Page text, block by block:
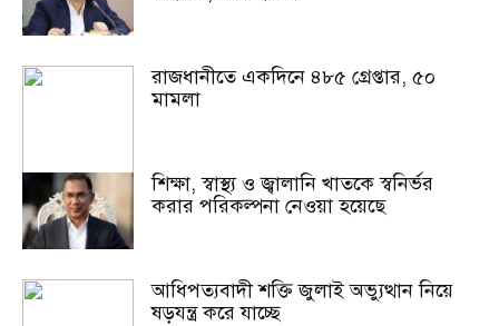
রাজধানীতে একদিনে ৪৮৫ গ্রেপ্তার, ৫০
মামলা
শিক্ষা, স্বাস্থ্য ও জ্বালানি খাতকে স্বনির্ভর
করার পরিকল্পনা নেওয়া হয়েছে
আধিপত্যবাদী শক্তি জুলাই অভ্যুত্থান নিয়ে
ষড়যন্ত্র করে যাচ্ছে